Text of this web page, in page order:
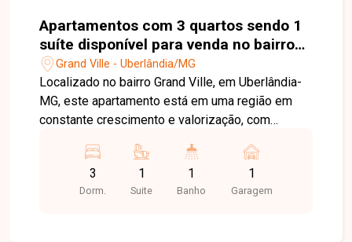
Apartamentos com 3 quartos sendo 1
suíte disponível para venda no bairro
Grand Ville em Uberlândia-MG
Grand Ville - Uberlândia/MG
Localizado no bairro Grand Ville, em Uberlândia-
MG, este apartamento está em uma região em
constante crescimento e valorização, com
principais vias da cidade. Próximo a
supermercados, escolas, farmácias, academias e
diversos comércios e serviços, o bairro oferece
3
Dorm.
1
Suite
1
Banho
1
Garagem